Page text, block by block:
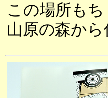
この場所も
山原の森か